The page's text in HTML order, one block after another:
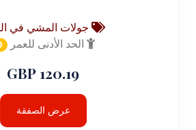
جولات المشي في
الحد الأدنى للعمر
120.19 GBP
عرض الصفقة